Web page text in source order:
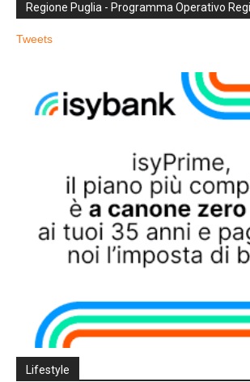
Regione Puglia - Programma Operativo
Tweets
Lifestyle